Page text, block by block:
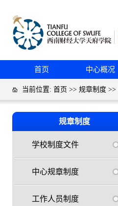
首页 中心概况
当前位置: 首页 >> 规章制度 >>
规章制度
学校制度文件
中心规章制度
工作人员制度